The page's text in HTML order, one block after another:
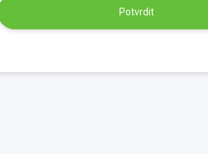
Potvrdit